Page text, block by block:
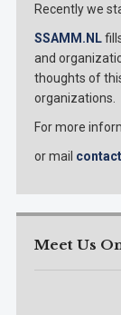
Recently we
SSAMM.NL
and
thoughts of
organizations.
For more
or mail
Meet Us